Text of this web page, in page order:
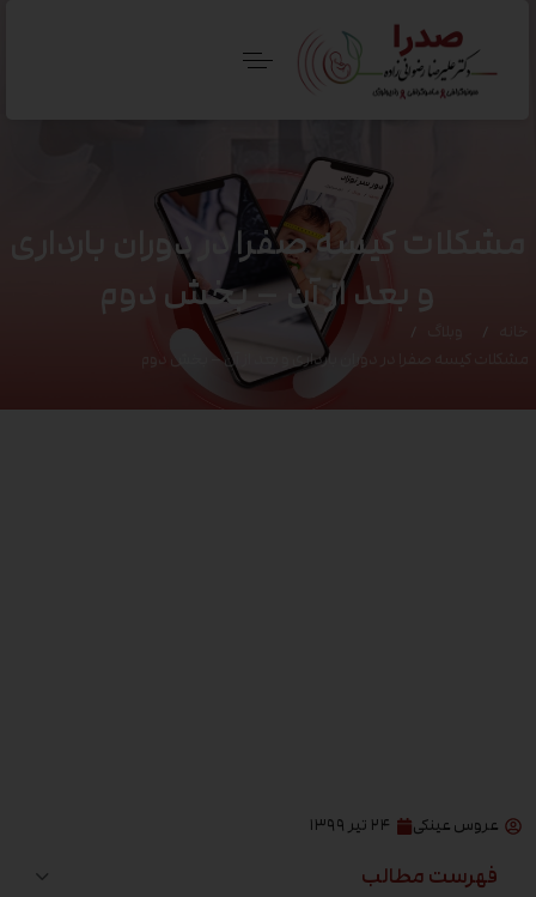
مشکلات کیسه صفرا در دوران بارداری
و بعد از آن – بخش دوم
مشکلات کیسه صفرا در دوران بارداری و بعد از آن – بخش دوم
عروس عینکی ۲۴ تیر ۱۳۹۹
فهرست مطالب